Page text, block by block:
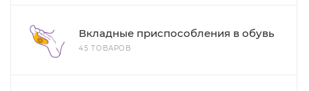
Вкладные приспособления в обувь
45 ТОВАРОВ